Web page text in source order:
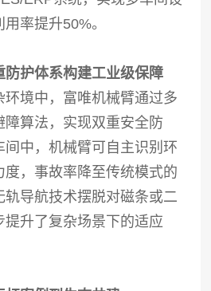
率提升50%。
防护体系构建工业级保障
环境中，富唯机械臂通过多
算法，实现双重安全防
间中，机械臂可自主识别环
，事故率降至传统模式的
轨导航技术摆脱对磁条或二
升了复杂场景下的适应